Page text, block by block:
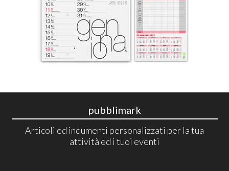
pubblimark
Articoli ed indumenti personalizzati per la tua
attività ed i tuoi eventi